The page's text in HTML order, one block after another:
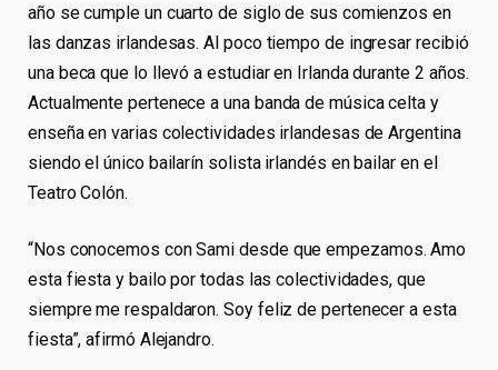
año se cumple un cuarto de siglo de sus comienzos en
las danzas irlandesas. Al poco tiempo de ingresar recibió
una beca que lo llevó a estudiar en Irlanda durante 2 años.
Actualmente pertenece a una banda de música celta y
enseña en varias colectividades irlandesas de Argentina
siendo el único bailarín solista irlandés en bailar en el
Teatro Colón.
“Nos conocemos con Sami desde que empezamos. Amo
esta fiesta y bailo por todas las colectividades, que
siempre me respaldaron. Soy feliz de pertenecer a esta
fiesta”, afirmó Alejandro.